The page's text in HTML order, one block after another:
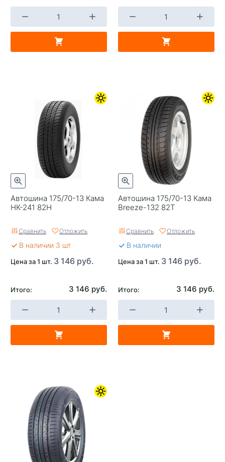
Автошина 175/70-13 Кама
НК-241 82H
Сравнить Отложить
В наличии 3 шт
Цена за 1 шт. 3 146 руб.
Итого: 3 146 руб.
Автошина 175/70-13 Кама
Breeze-132 82T
Сравнить Отложить
В наличии
Цена за 1 шт. 3 146 руб.
Итого: 3 146 руб.